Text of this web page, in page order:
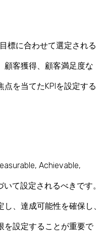
標に合わせて選定される
顧客獲得、顧客満足度な
を当てたKPIを設定する
Achievable,
て設定されるべきです。
、達成可能性を確保し、
を設定することが重要で